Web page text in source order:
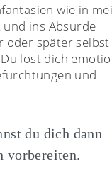
wie in
ins Absurde
oder später
löst dich
und
du dich dann
vorbereiten.